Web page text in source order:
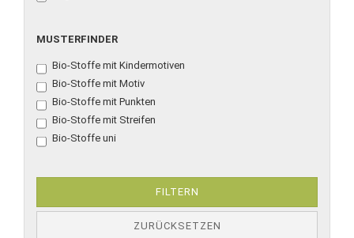
MUSTERFINDER
MUSTERFINDER
Bio-Stoffe mit Kindermotiven
Bio-Stoffe mit Motiv
Bio-Stoffe mit Punkten
Bio-Stoffe mit Streifen
Bio-Stoffe uni
FILTERN
ZURÜCKSETZEN